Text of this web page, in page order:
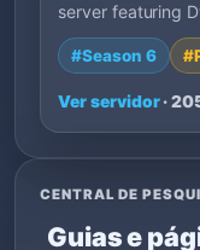
server featuring
#Season 6
Ver servidor·
CENTRAL DE
Guias e